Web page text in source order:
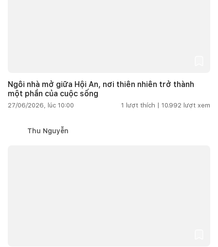
Ngôi nhà mở giữa Hội An, nơi thiên nhiên trở thành
một phần của cuộc sống
27/06/2026, lúc 10:00 1 lượt thích | 10.992 lượt xem
Thu Nguyễn